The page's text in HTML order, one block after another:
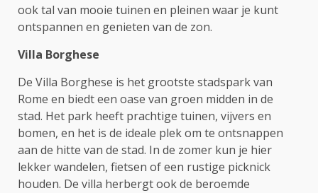
ook tal van mooie tuinen en pleinen waar je kunt
ontspannen en genieten van de zon.
Villa Borghese
De Villa Borghese is het grootste stadspark van
Rome en biedt een oase van groen midden in de
stad. Het park heeft prachtige tuinen, vijvers en
bomen, en het is de ideale plek om te ontsnappen
aan de hitte van de stad. In de zomer kun je hier
lekker wandelen, fietsen of een rustige picknick
houden. De villa herbergt ook de beroemde